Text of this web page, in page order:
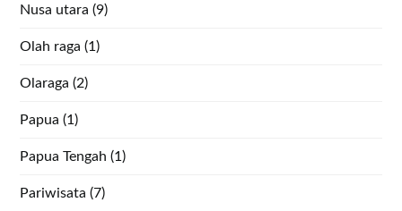
Nusa utara (9)
Olah raga (1)
Olaraga (2)
Papua (1)
Papua Tengah (1)
Pariwisata (7)